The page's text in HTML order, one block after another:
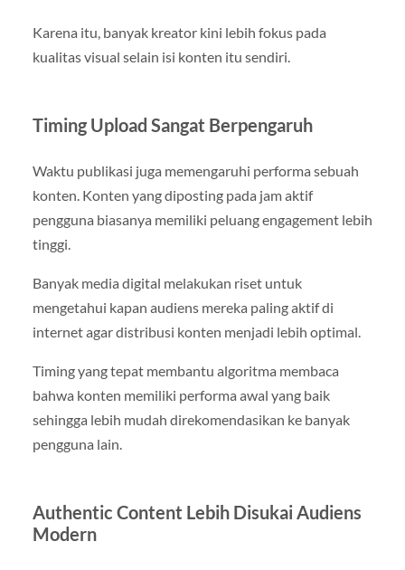
Karena itu, banyak kreator kini lebih fokus pada
kualitas visual selain isi konten itu sendiri.
Timing Upload Sangat Berpengaruh
Waktu publikasi juga memengaruhi performa sebuah
konten. Konten yang diposting pada jam aktif
pengguna biasanya memiliki peluang engagement lebih
tinggi.
Banyak media digital melakukan riset untuk
mengetahui kapan audiens mereka paling aktif di
internet agar distribusi konten menjadi lebih optimal.
Timing yang tepat membantu algoritma membaca
bahwa konten memiliki performa awal yang baik
sehingga lebih mudah direkomendasikan ke banyak
pengguna lain.
Authentic Content Lebih Disukai Audiens
Modern